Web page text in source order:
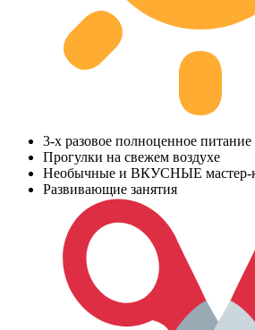
3-х разовое полноценное питание
Прогулки на свежем воздухе
Необычные и ВКУСНЫЕ мастер-
Развивающие занятия